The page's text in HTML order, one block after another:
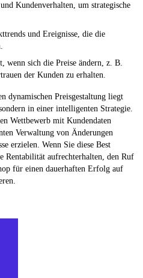
Kundenverhalten, um strategische
und Ereignisse, die die
wenn sich die Preise ändern, z. B.
der Kunden zu erhalten.
dynamischen Preisgestaltung liegt
in einer intelligenten Strategie.
Wettbewerb mit Kundendaten
Verwaltung von Änderungen
erzielen. Wenn Sie diese Best
Rentabilität aufrechterhalten, den Ruf
für einen dauerhaften Erfolg auf